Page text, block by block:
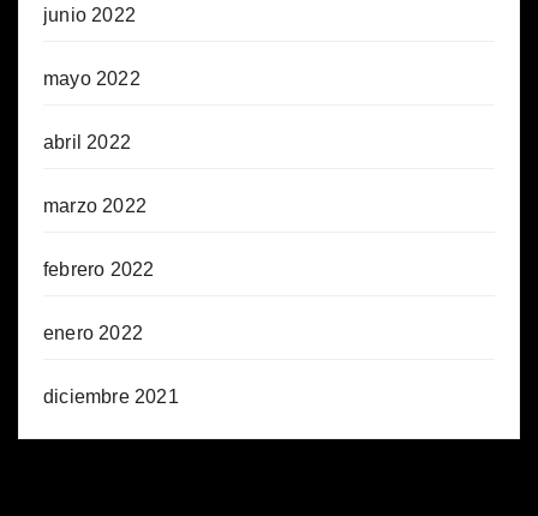
junio 2022
mayo 2022
abril 2022
marzo 2022
febrero 2022
enero 2022
diciembre 2021